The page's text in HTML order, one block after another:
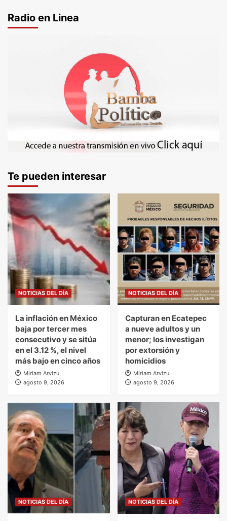
entradas
Radio en Linea
Te pueden interesar
NOTICIAS DEL DÍA
La inflación en México
baja por tercer mes
consecutivo y se sitúa
en el 3.12 %, el nivel
más bajo en cinco años
Miriam Arvizu
agosto 9, 2026
NOTICIAS DEL DÍA
Capturan en Ecatepec
a nueve adultos y un
menor; los investigan
por extorsión y
homicidios
Miriam Arvizu
agosto 9, 2026
NOTICIAS DEL DÍA NOTICIAS DEL DÍA